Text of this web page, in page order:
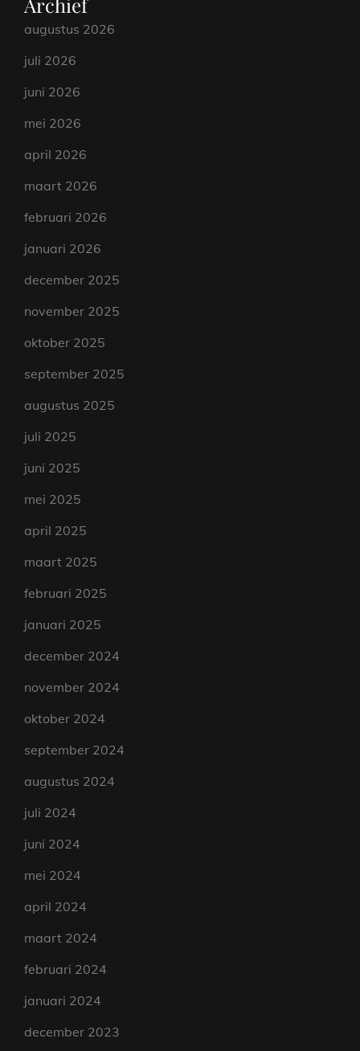
augustus 2026
juli 2026
juni 2026
mei 2026
april 2026
maart 2026
februari 2026
januari 2026
december 2025
november 2025
oktober 2025
september 2025
augustus 2025
juli 2025
juni 2025
mei 2025
april 2025
maart 2025
februari 2025
januari 2025
december 2024
november 2024
oktober 2024
september 2024
augustus 2024
juli 2024
juni 2024
mei 2024
april 2024
maart 2024
februari 2024
januari 2024
december 2023